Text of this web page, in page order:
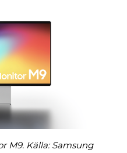
M9. Källa: Samsung